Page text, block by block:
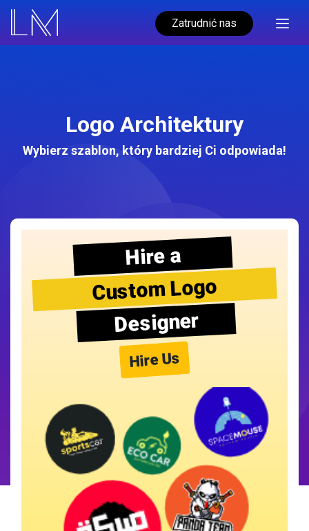
Zatrudnić nas
Logo Architektury
Wybierz szablon, który bardziej Ci odpowiada!
Hire a
Custom Logo
Designer
Hire Us